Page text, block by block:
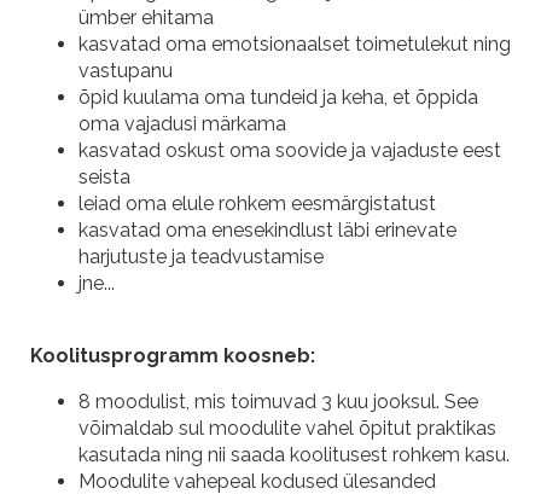
ümber ehitama
kasvatad oma emotsionaalset toimetulekut ning
vastupanu
õpid kuulama oma tundeid ja keha, et õppida
oma vajadusi märkama
kasvatad oskust oma soovide ja vajaduste eest
seista
leiad oma elule rohkem eesmärgistatust
kasvatad oma enesekindlust läbi erinevate
harjutuste ja teadvustamise
jne...
Koolitusprogramm koosneb:
8 moodulist, mis toimuvad 3 kuu jooksul. See
võimaldab sul moodulite vahel õpitut praktikas
kasutada ning nii saada koolitusest rohkem kasu.
Moodulite vahepeal kodused ülesanded